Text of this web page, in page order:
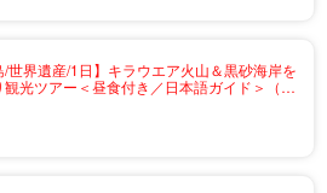
/世界遺産/1日】キラウエア火山＆黒砂海岸を
観光ツアー＜昼食付き／日本語ガイド＞（v-